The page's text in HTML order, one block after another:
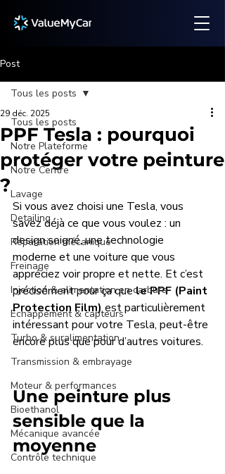
Post
Tous les posts
Notre Plateforme
Notre Centre
Lavage
Detailing
Réparation mécanique
Freinage
Injection & alimentation en carbura
Échappement & capteurs
Turbo & suralimentation
Transmission & embrayage
Moteur & performances
Bioethanol
Mécanique avancée
Contrôle technique
Tous les posts
PPF Tesla : pourquoi
protéger votre peinture
?
29 déc. 2025
Si vous avez choisi une Tesla, vous
savez déjà ce que vous voulez : un
design soigné, une technologie
moderne et une voiture que vous
appréciez voir propre et nette. Et c’est
précisément pour ça que le PPF (Paint
Protection Film) est particulièrement
intéressant pour votre Tesla, peut-être
encore plus que pour d’autres voitures.
Une peinture plus
sensible que la
moyenne